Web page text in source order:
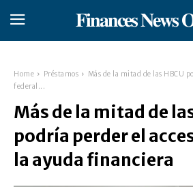
𝐅𝐢𝐧𝐚𝐧𝐜𝐞𝐬 𝐍𝐞𝐰𝐬
Home Préstamos
Más de la mitad de las HBCU
federal...
Más de la mitad de
podría perder el
la ayuda financiera